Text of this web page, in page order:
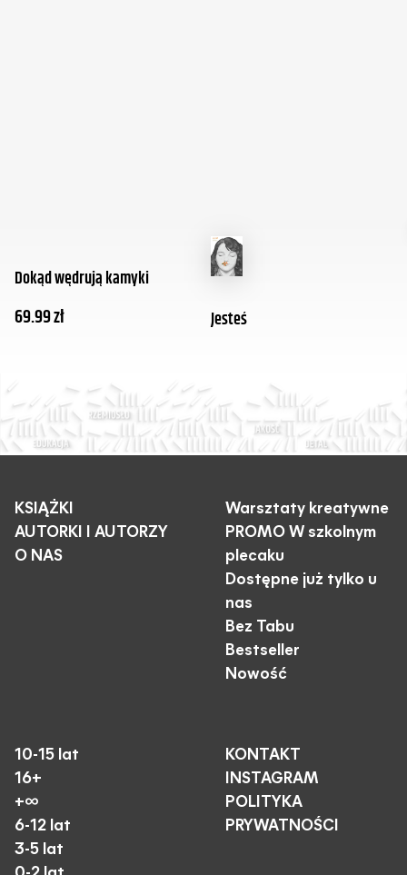
Dokąd wędrują kamyki
69.99zł Jesteś
KSIĄŻKI
AUTORKI I AUTORZY
O NAS
Warsztaty kreatywne
PROMO W szkolnym
plecaku
Dostępne już tylko u
nas
Bez Tabu
Bestseller
Nowość
10-15 lat
16+
+∞
6-12 lat
3-5 lat
KONTAKT
INSTAGRAM
POLITYKA
PRYWATNOŚCI